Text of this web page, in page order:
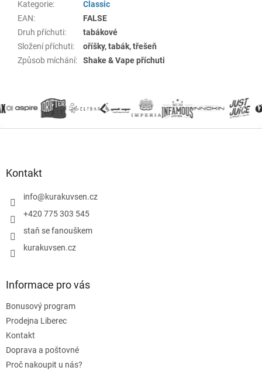
Kategorie:
Classic
EAN:
FALSE
Druh příchuti:
tabákové
Složení příchuti:
oříšky, tabák, třešeň
Způsob míchání: Shake & Vape příchuti
Kontakt
info@kurakuvsen.cz
+420 775 303 545
staň se fanouškem
kurakuvsen.cz
Informace pro vás
Bonusový program
Prodejna Liberec
Kontakt
Doprava a poštovné
Proč nakoupit u nás?